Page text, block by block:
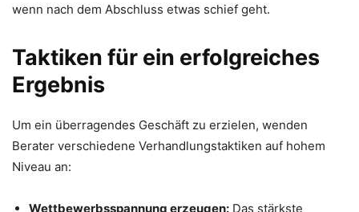
wenn nach dem Abschluss etwas schief geht.
Taktiken für ein erfolgreiches
Ergebnis
Um ein überragendes Geschäft zu erzielen, wenden
Berater verschiedene Verhandlungstaktiken auf hohem
Niveau an:
Wettbewerbsspannung erzeugen: Das stärkste